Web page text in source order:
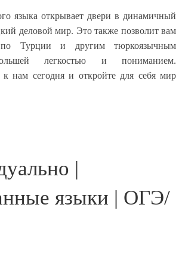
языка открывает двери в динамичный
деловой мир. Это также позволит вам
по Турции и другим тюркоязычным
легкостью и пониманием.
к нам сегодня и откройте для себя мир
|
языки | ОГЭ/